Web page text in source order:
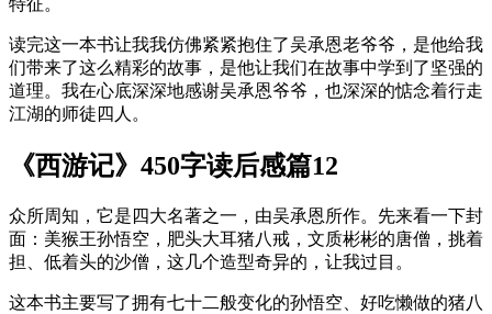
读完这一本书让我我仿佛紧紧抱住了吴承恩老爷爷，是他给我
们带来了这么精彩的故事，是他让我们在故事中学到了坚强的
道理。 我在心底深深地感谢吴承恩爷爷，也深深的惦念着行走
江湖的师徒四人。
《西游记》450字读后感篇12
众所周知，它是四大名著之一，由吴承恩所作。先来看一下封
面：美猴王孙悟空，肥头大耳猪八戒，文质彬彬的唐僧，挑着
担、低着头的沙僧，这几个造型奇异的，让我过目。
这本书主要写了拥有七十二般变化的孙悟空、好吃懒做的猪八